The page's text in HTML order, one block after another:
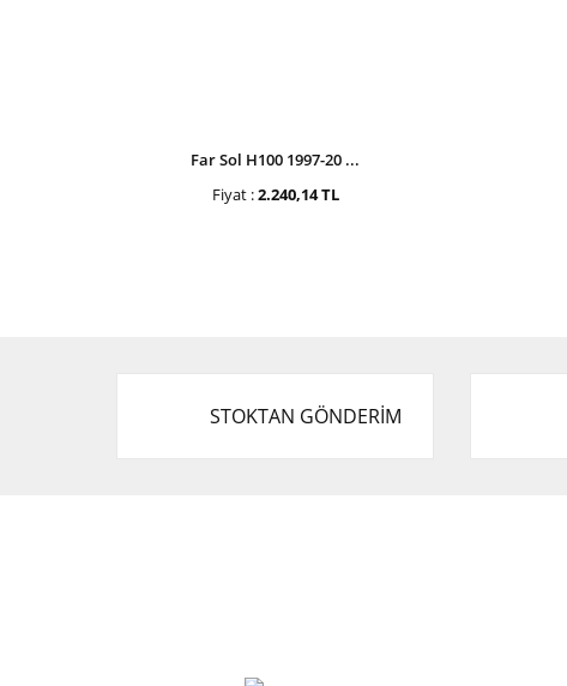
Far Sol H100 1997-20 ...
Fiyat :2.240,14 TL
STOKTAN GÖNDERİM